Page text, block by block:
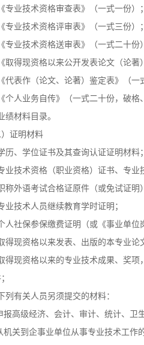
专业技术资格审查表》（一式一份）；
专业技术资格评审表》（一式三份）；
专业技术资格送审表》（一式二十份
取得现资格以来公开发表论文（论著
代表作（论文、论著）鉴定表》（一
个人业务自传》（一式二十份，破格
绩材料目录。
）证明材料
历、学位证书及其查询认证证明材料；
业技术资格（职业资格）证书、专业
称外语考试合格证原件（或免试证明
业技术人员继续教育学时证明；
人社保参保缴费证明（或《事业单位
得现资格以来发表、出版的本专业论
得现资格以来的专业技术成果、奖
列有关人员另须提交的材料：
高级经济、会计、审计、统计、卫
关到企事业单位从事专业技术工作